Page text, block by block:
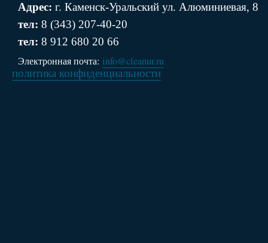
Адрес: г. Каменск-Уральский ул. Алюминиевая, 8
тел: 8 (343) 207-40-20
тел: 8 912 680 20 66
Электронная почта: info@cleanur.ru
политика конфиденциальности